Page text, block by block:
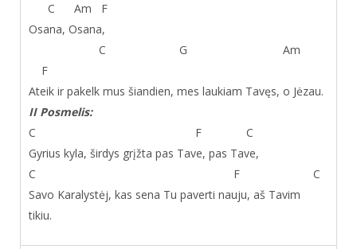
C Am F
Osana, Osana,
C G Am
F
Ateik ir pakelk mus šiandien, mes laukiam Tavęs, o Jėzau.
II Posmelis:
C F C
Gyrius kyla, širdys grįžta pas Tave, pas Tave,
C F C
Savo Karalystėj, kas sena Tu paverti nauju, aš Tavim
tikiu.